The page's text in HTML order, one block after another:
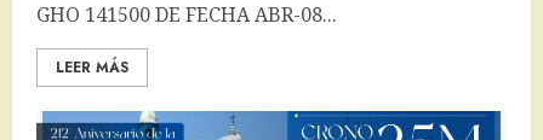
GHO 141500 DE FECHA ABR-08...
LEER MÁS